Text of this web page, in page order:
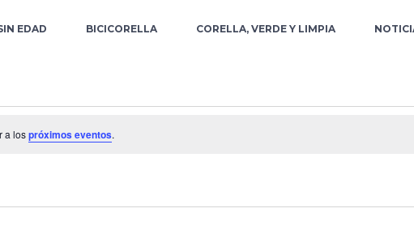
EDAD BICICORELLA CORELLA, VERDE Y LIMPIA
a lospróximos eventos.